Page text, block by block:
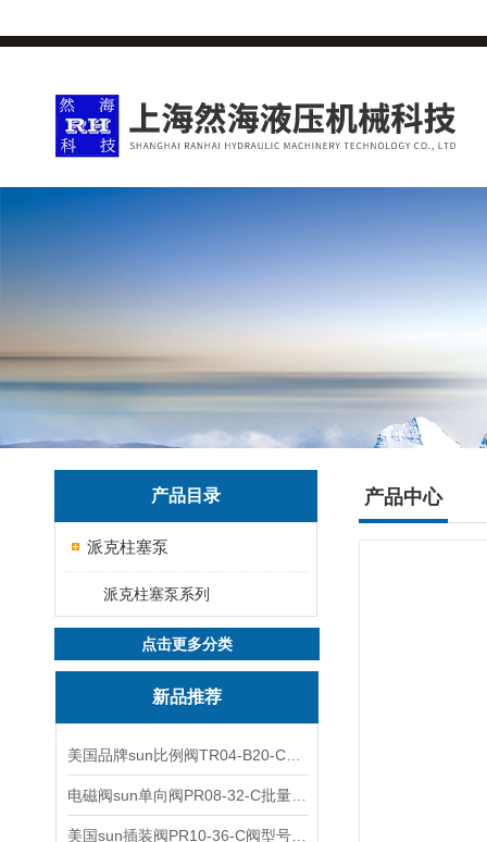
产品目录
派克柱塞泵
派克柱塞泵系列
点击更多分类
新品推荐
产品中心